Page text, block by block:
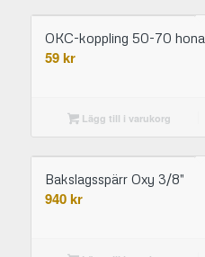
OKC-koppling 50-70 hona
59kr
Lägg till i varukorg
Bakslagsspärr Oxy 3/8″
940kr